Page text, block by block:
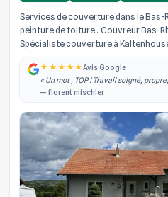
Services de couverture dans le Bas-
peinture de toiture... Couvreur Bas-
Spécialiste couverture à
Avis Google
« Un mot , TOP ! Travail soigné,
toujours pas du travail effectué sur
— florent mischler